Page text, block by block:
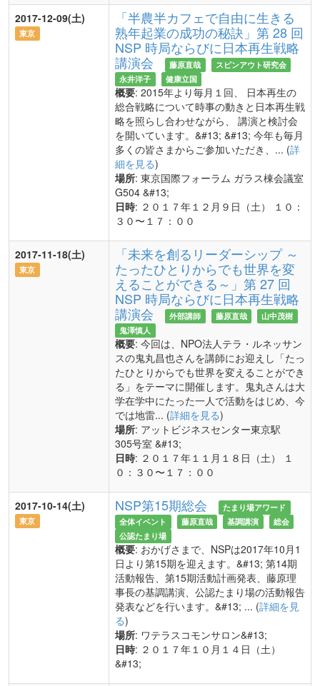
2017-12-09(土)
東京
「半農半カフェで自由に生きる
熟年起業の成功の秘訣」第 28 回
NSP 時局ならびに日本再生戦略
講演会
藤原直哉
スピンアウト研究会
永井洋子
健康立国
概要: 2015年より毎月１回、 日本再生の
総合戦略について時事の動きと日本再生戦
略を照らし合わせながら、 講演と検討会
を開いています。&#13; &#13; 今年も毎月
多くの皆さまからご参加いただき、... (詳
細を見る)
場所: 東京国際フォーラム ガラス棟会議室
G504 &#13;
日時: ２０１７年１２月９日（土） １０：
３０〜１７：００
2017-11-18(土)
東京
「未来を創るリーダーシップ ～
たったひとりからでも世界を変
えることができる～」第 27 回
NSP 時局ならびに日本再生戦略
講演会
外部講師 藤原直哉
山中茂樹
鬼澤慎人
概要: 今回は、NPO法人テラ・ルネッサン
スの鬼丸昌也さんを講師にお迎えし「たっ
たひとりからでも世界を変えることができ
る」をテーマに開催します。鬼丸さんは大
学在学中にたった一人で活動をはじめ、今
では地雷... (詳細を見る)
場所: アットビジネスセンター東京駅
305号室 &#13;
日時: ２０１７年１１月１８日（土） １
０：３０〜１７：００
2017-10-14(土)
東京
NSP第15期総会
たまり場アワード
全体イベント
藤原直哉 基調講演
総会
公認たまり場
概要: おかげさまで、NSPは2017年10月1
日より第15期を迎えます。&#13; 第14期
活動報告、第15期活動計画発表、藤原理
事長の基調講演、公認たまり場の活動報告
発表などを行います。&#13; ... (詳細を見
る)
場所: ワテラスコモンサロン&#13;
日時: ２０１７年１０月１４日（土）
&#13;